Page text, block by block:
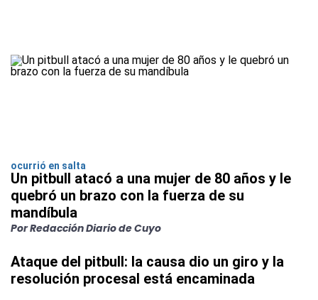
ocurrió en salta
Un pitbull atacó a una mujer de 80 años y le
quebró un brazo con la fuerza de su
mandíbula
Por Redacción Diario de Cuyo
Ataque del pitbull: la causa dio un giro y la
resolución procesal está encaminada